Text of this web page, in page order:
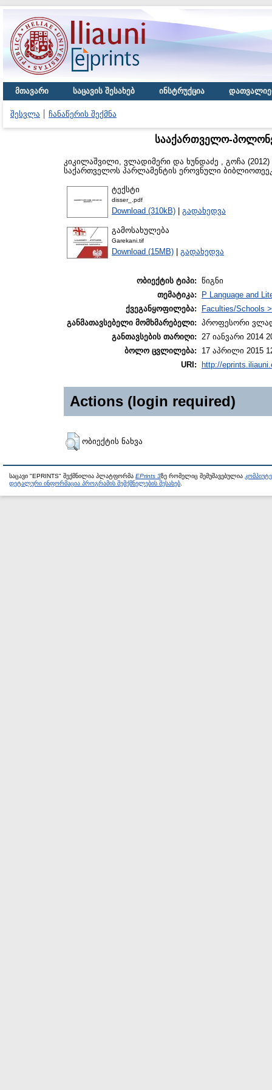
მთავარი საცავის შესახებ ინსტრუქცია
შესვლა ჩანაწერის შექმნა
სააქართველო-
კიკილაშვილი, ვლადიმერი და ხუნდაძე , გოჩა (2012)
საქართველოს პარლამენტის ეროვნული
ტექსტი
disser_.pdf
Download (310kB) | გადახედვა
გამოსახულება
Garekani.tif
Download (15MB) | გადახედვა
ობიექტის ტიპი: წიგნი
თემატიკა:
P Language and
ქვეგანყოფილება:
Faculties/Schools
განმათავსებელი მომხმარებელი: პროფესორი
განთავსების თარიღი: 27 იანვარი 2014
ბოლო ცვლილება:
17 აპრილი 2015
URI:
http://
Actions (login required)
ობიექტის ნახვა
საცავი "EPRINTS" შექმნილია პლატფორმა EPrints 3ზე რომელიც შემუშავებულია
დეტალური ინფორმაცია პროგრამის შემქმნელების შესახებ.